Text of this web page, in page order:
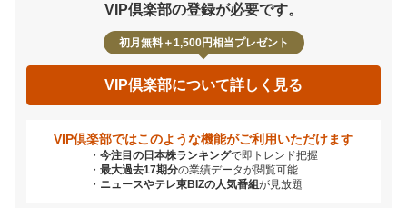
VIP倶楽部の登録が必要です。
初月無料＋1,500円相当プレゼント
VIP倶楽部について詳しく見る
VIP倶楽部ではこのような機能がご利用いただけます
今注目の日本株ランキングで即トレンド把握
最大過去17期分の業績データが閲覧可能
ニュースやテレ東BIZの人気番組が見放題